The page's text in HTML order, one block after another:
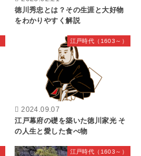
徳川秀忠とは？その生涯と大好物
をわかりやすく解説
江戸時代（1603～）
2024.09.07
江戸幕府の礎を築いた徳川家光 そ
の人生と愛した食べ物
江戸時代（1603～）